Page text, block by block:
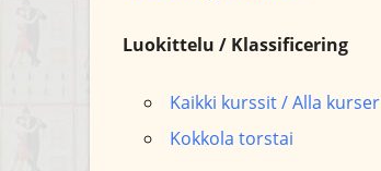
Luokittelu / Klassificering
Kaikki kurssit / Alla kurser
Kokkola torstai